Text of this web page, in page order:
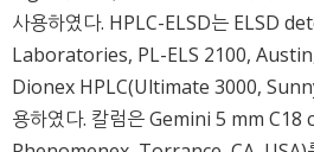
사용하였다. HPLC-ELSD는 ELSD
Laboratories, PL-ELS 2100,
Dionex HPLC(Ultimate 3000,
용하였다. 칼럼은 Gemini 5 mm